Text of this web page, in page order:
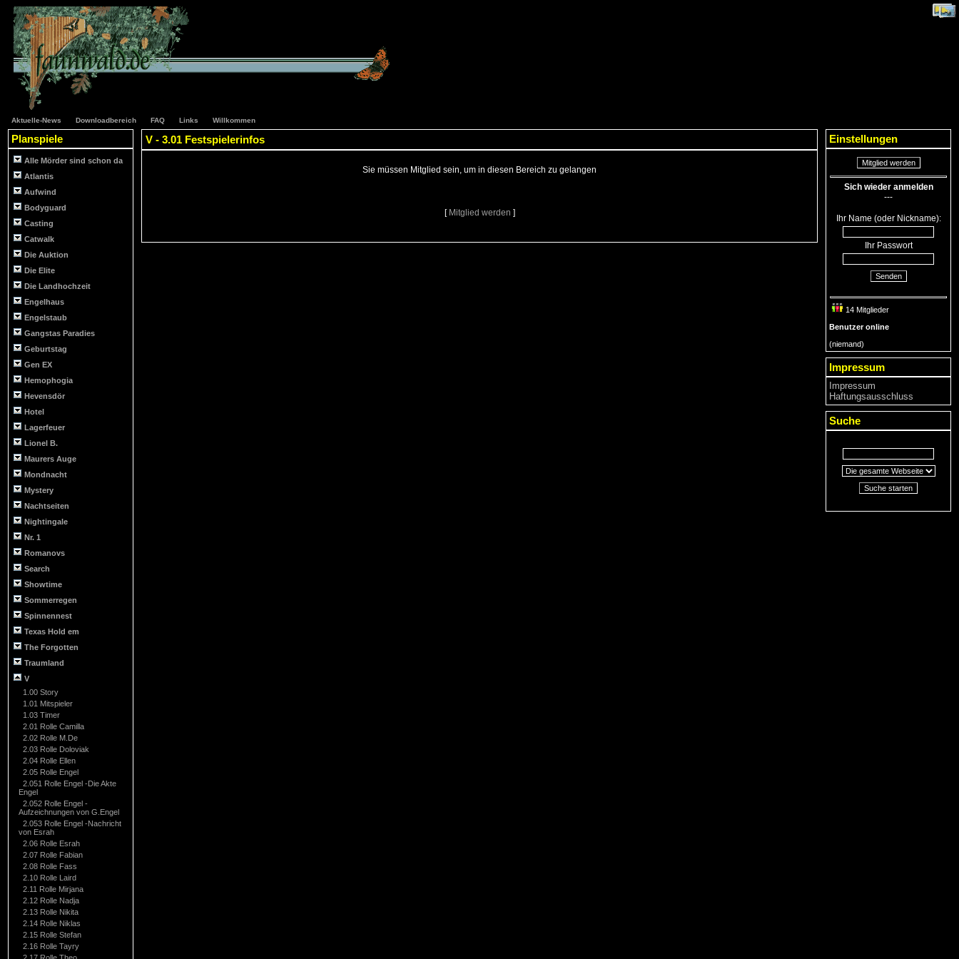
Aktuelle-News Downloadbereich FAQ Links Willkommen
Planspiele
Alle Mörder sind schon da
Atlantis
Aufwind
Bodyguard
Casting
Catwalk
Die Auktion
Die Elite
Die Landhochzeit
Engelhaus
Engelstaub
Gangstas Paradies
Geburtstag
Gen EX
Hemophogia
Hevensdör
Hotel
Lagerfeuer
Lionel B.
Maurers Auge
Mondnacht
Mystery
Nachtseiten
Nightingale
Nr. 1
Romanovs
Search
Showtime
Sommerregen
Spinnennest
Texas Hold em
The Forgotten
Traumland
V
1.00 Story
1.01 Mitspieler
1.03 Timer
2.01 Rolle Camilla
2.02 Rolle M.De
2.03 Rolle Doloviak
2.04 Rolle Ellen
2.05 Rolle Engel
2.051 Rolle Engel -Die Akte
Engel
2.052 Rolle Engel -
Aufzeichnungen von G.Engel
2.053 Rolle Engel -Nachricht
von Esrah
2.06 Rolle Esrah
2.07 Rolle Fabian
2.08 Rolle Fass
2.10 Rolle Laird
2.11 Rolle Mirjana
2.12 Rolle Nadja
2.13 Rolle Nikita
2.14 Rolle Niklas
2.15 Rolle Stefan
2.16 Rolle Tayry
V - 3.01 Festspielerinfos
Sie müssen Mitglied sein, um in diesen Bereich zu gelangen
[ Mitglied werden ]
Einstellungen
Mitglied werden
Sich wieder anmelden
---
Ihr Name (oder Nickname):
Ihr Passwort
Senden
14 Mitglieder
Benutzer online
(niemand)
Impressum
Impressum
Haftungsausschluss
Suche
Suche starten